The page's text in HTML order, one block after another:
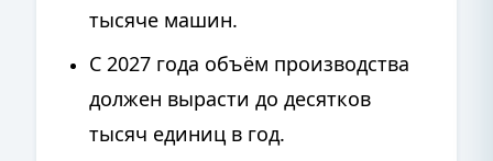
тысяче машин.
С 2027 года объём производства
должен вырасти до десятков
тысяч единиц в год.